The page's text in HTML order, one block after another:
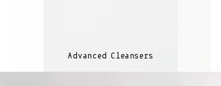
Advanced Cleansers